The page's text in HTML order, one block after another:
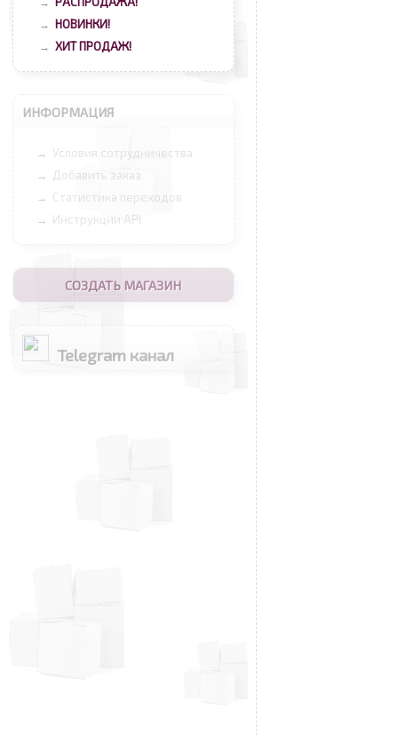
→ НОВИНКИ!
→ ХИТ ПРОДАЖ!
ИНФОРМАЦИЯ
→ Условия сотрудничества
→ Добавить заказ
→ Статистика переходов
→ Инструкции API
СОЗДАТЬ МАГАЗИН
Telegram канал